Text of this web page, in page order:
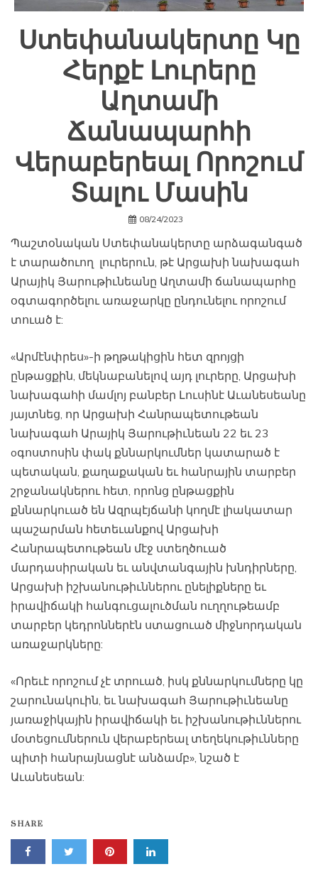
Ստեփանակերտը Կը
Հերքէ Լուրերը
Աղտամի
Ճանապարհի
Վերաբերեալ Որոշում
Տալու Մասին
08/24/2023
Պաշտօնական Ստեփանակերտը արձագանգած
է տարածուող լուրերուն, թէ Արցախի նախագահ
Արայիկ Յարութիւնեանը Աղտամի ճանապարհը
օգտագործելու առաջարկը ընդունելու որոշում
տուած է:
«Արմէնփրես»-ի թղթակիցին հետ զրոյցի
ընթացքին, մեկնաբանելով այդ լուրերը, Արցախի
նախագահի մամլոյ բանբեր Լուսինէ Աւանեսեանը
յայտնեց, որ Արցախի Հանրապետութեան
նախագահ Արայիկ Յարութիւնեան 22 եւ 23
oգոստոսին փակ քննարկումներ կատարած է
պետական, քաղաքական եւ հանրային տարբեր
շրջանակներու հետ, որոնց ընթացքին
քննարկուած են Ազրպէյճանի կողմէ լիակատար
պաշարման հետեւանքով Արցախի
Հանրապետութեան մէջ ստեղծուած
մարդասիրական եւ անվտանգային խնդիրները,
Արցախի իշխանութիւններու ընելիքները եւ
իրավիճակի հանգուցալուծման ուղղութեամբ
տարբեր կեդրոններէն ստացուած միջնորդական
առաջարկները:
«Որեւէ որոշում չէ տրուած, իսկ քննարկումները կը
շարունակուին, եւ նախագահ Յարութիւնեանը
յառաջիկային իրավիճակի եւ իշխանութիւններու
մօտեցումներուն վերաբերեալ տեղեկութիւնները
պիտի հանրայնացնէ անձամբ», նշած է
Աւանեսեան:
SHARE